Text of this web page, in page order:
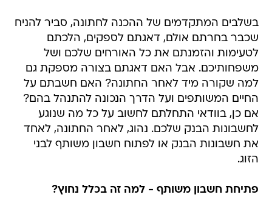
בשלבים המתקדמים של ההכנה לחתונה, סביר להניח
שכבר בחרתם אולם, דאגתם לספקים, הלכתם
לטעימות והזמנתם את כל האורחים שלכם ושל
משפחותיכם. אבל האם דאגתם בצורה מספקת גם
למה שקורה מיד לאחר החתונה? האם חשבתם על
החיים המשותפים ועל הדרך הנכונה להתנהל בהם?
אם כן, בוודאי התחלתם לחשוב על כל מה שנוגע
לחשבונות הבנק שלכם. נהוג, לאחר החתונה, לאחד
את חשבונות הבנק או לפתוח חשבון משותף לבני
הזוג.
פתיחת חשבון משותף - למה זה בכלל נחוץ?